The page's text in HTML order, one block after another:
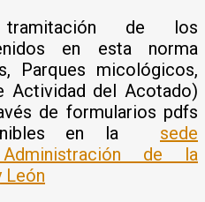
de los
en esta norma
Parques micológicos,
Actividad del Acotado)
de formularios pdfs
en la sede
de la
León